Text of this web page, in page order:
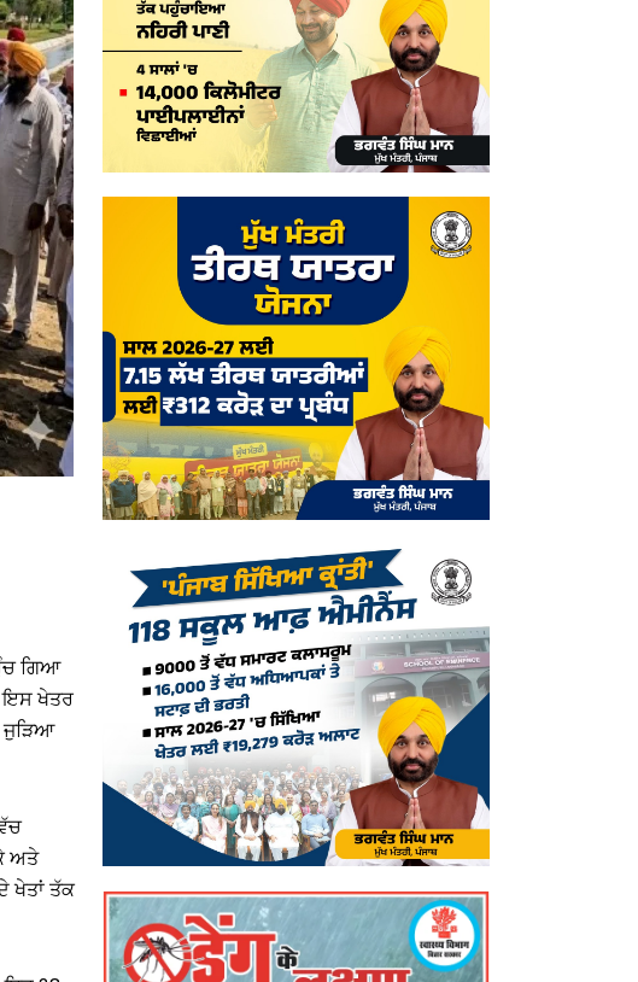
ਗਿਆ
ਇਸ ਖੇਤਰ
ਜੁੜਿਆ
ਅਤੇ
ਖੇਤਾਂ ਤੱਕ